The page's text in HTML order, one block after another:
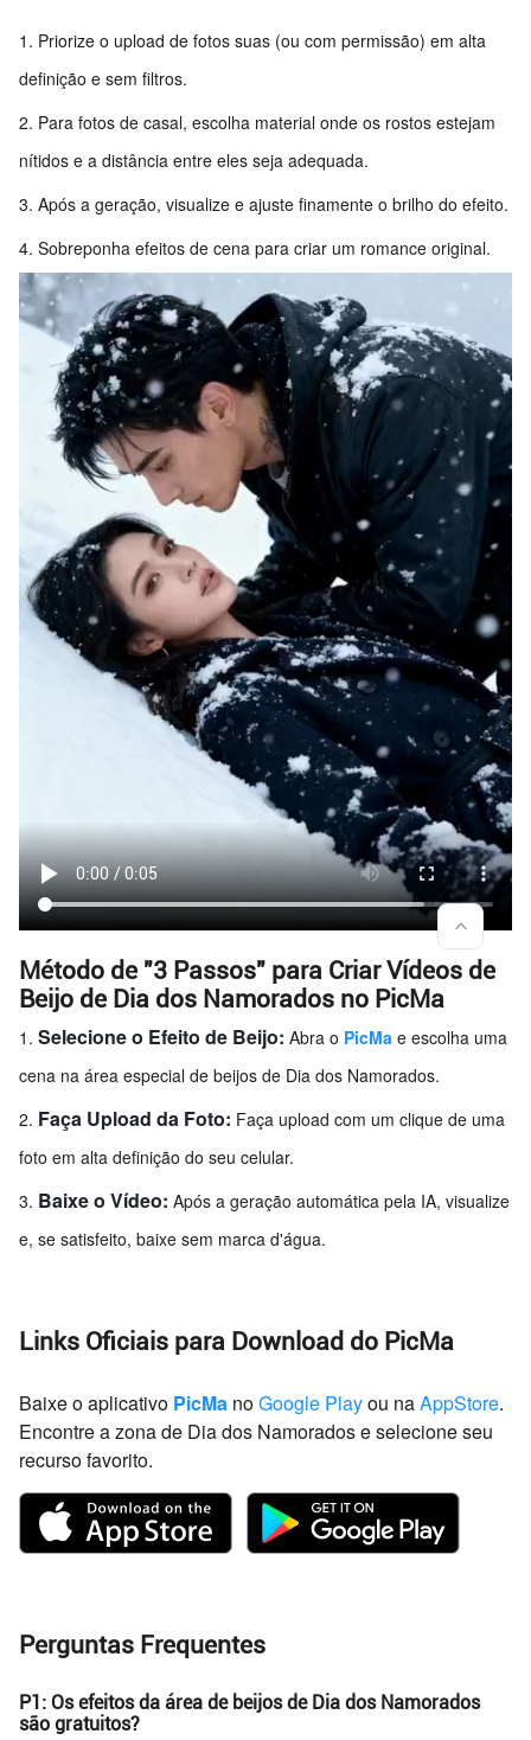
Priorize o upload de fotos suas (ou com permissão) em alta
definição e sem filtros.
Para fotos de casal, escolha material onde os rostos estejam
nítidos e a distância entre eles seja adequada.
Após a geração, visualize e ajuste finamente o brilho do efeito.
Sobreponha efeitos de cena para criar um romance original.
Método de "3 Passos" para Criar Vídeos de
Beijo de Dia dos Namorados no PicMa
Selecione o Efeito de Beijo: Abra o PicMa e escolha uma
cena na área especial de beijos de Dia dos Namorados.
Faça Upload da Foto: Faça upload com um clique de uma
foto em alta definição do seu celular.
Baixe o Vídeo: Após a geração automática pela IA, visualize
e, se satisfeito, baixe sem marca d'água.
Links Oficiais para Download do PicMa
Baixe o aplicativo PicMa noGoogle Playou naAppStore.
Encontre a zona de Dia dos Namorados e selecione seu
recurso favorito.
Perguntas Frequentes
P1: Os efeitos da área de beijos de Dia dos Namorados
são gratuitos?